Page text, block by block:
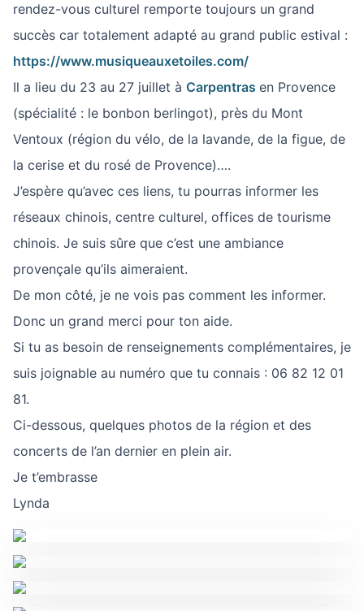
rendez-vous culturel remporte toujours un grand
succès car totalement adapté au grand public estival :
https://www.musiqueauxetoiles.com/
Il a lieu du 23 au 27 juillet à Carpentras en Provence
(spécialité : le bonbon berlingot), près du Mont
Ventoux (région du vélo, de la lavande, de la figue, de
la cerise et du rosé de Provence)….
J’espère qu’avec ces liens, tu pourras informer les
réseaux chinois, centre culturel, offices de tourisme
chinois. Je suis sûre que c’est une ambiance
provençale qu’ils aimeraient.
De mon côté, je ne vois pas comment les informer.
Donc un grand merci pour ton aide.
Si tu as besoin de renseignements complémentaires, je
suis joignable au numéro que tu connais : 06 82 12 01
81.
Ci-dessous, quelques photos de la région et des
concerts de l’an dernier en plein air.
Je t’embrasse
Lynda